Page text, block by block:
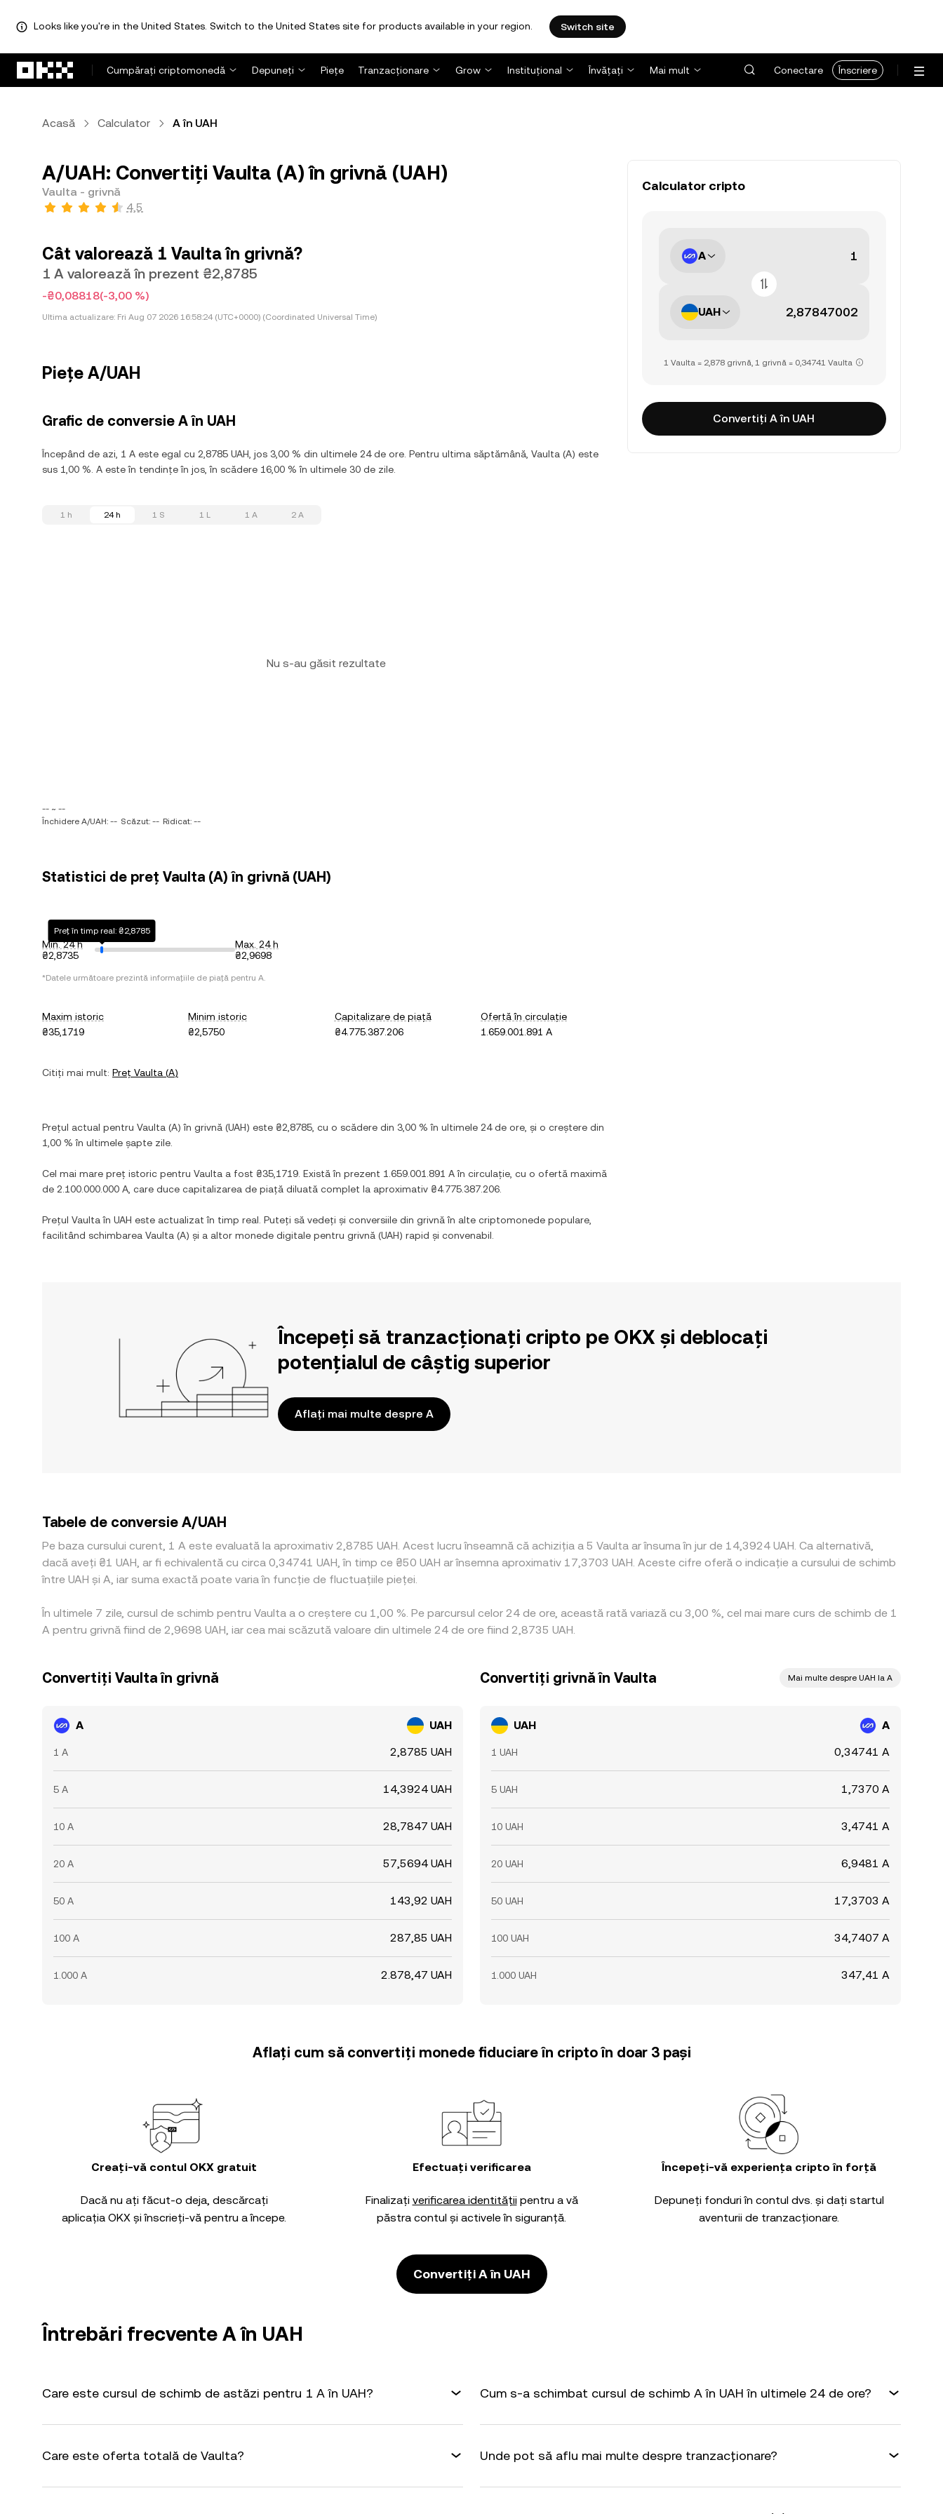
Looks like you're in the United States. Switch to the United States site for products available in your region. Switch site
Cumpărați criptomonedă
Depuneți Piețe Tranzacționare Grow Instituțional Învățați Mai mult Conectare Înscriere
Acasă Calculator A în UAH
A/UAH: Convertiți Vaulta (A) în grivnă (UAH)
Vaulta - grivnă
4,5
Cât valorează 1 Vaulta în grivnă?
1 A valorează în prezent ₴2,8785
-₴0,08818(-3,00 %)
Ultima actualizare: Fri Aug 07 2026 16:58:24 (UTC+0000) (Coordinated Universal Time)
Piețe A/UAH
Grafic de conversie A în UAH
Începând de azi, 1 A este egal cu 2,8785 UAH, jos 3,00 % din ultimele 24 de ore. Pentru ultima săptămână, Vaulta (A) este
sus 1,00 %. A este în tendințe în jos, în scădere 16,00 % în ultimele 30 de zile.
1 h 24 h 1 S 1 L 1 A 2 A
Nu s-au găsit rezultate
-- ~ --
Închidere A/UAH: -- Scăzut: -- Ridicat: --
Statistici de preț Vaulta (A) în grivnă (UAH)
Min. 24 h
₴2,8735
Preț în timp real: ₴2,8785
Max. 24 h
₴2,9698
*Datele următoare prezintă informațiile de piață pentru A.
Maxim istoric
₴35,1719
Minim istoric
₴2,5750
Capitalizare de piață
₴4.775.387.206
Ofertă în circulație
1.659.001.891 A
Citiți mai mult: Preț Vaulta (A)
Prețul actual pentru Vaulta (A) în grivnă (UAH) este ₴2,8785 , cu o scădere din 3,00 % în ultimele 24 de ore, și o creștere din
1,00 % în ultimele șapte zile.
Cel mai mare preț istoric pentru Vaulta a fost ₴35,1719 . Există în prezent 1.659.001.891 Aîn circulație, cu o ofertă maximă
de 2.100.000.000 A , care duce capitalizarea de piață diluată complet la aproximativ ₴4.775.387.206
Prețul Vaulta în UAH este actualizat în timp real. Puteți să vedeți și conversiile din grivnă în alte criptomonede populare,
facilitând schimbarea Vaulta (A) și a altor monede digitale pentru grivnă (UAH) rapid și convenabil.
Calculator cripto
A
UAH
1 Vaulta = 2,878 grivnă, 1 grivnă = 0,34741 Vaulta
Convertiți A în UAH
Începeți să tranzacționați cripto pe OKX și deblocați
potențialul de câștig superior
Aflați mai multe despre A
Tabele de conversie A/UAH
Pe baza cursului curent, 1 A este evaluată la aproximativ 2,8785 UAH. Acest lucru înseamnă că achiziția a 5 Vaulta ar însuma în jur de 14,3924 UAH. Ca alternativă,
dacă aveți ₴1 UAH, ar fi echivalentă cu circa 0,34741 UAH, în timp ce ₴50 UAH ar însemna aproximativ 17,3703 UAH. Aceste cifre oferă o indicație a cursului de schimb
între UAH și A, iar suma exactă poate varia în funcție de fluctuațiile pieței.
În ultimele 7 zile, cursul de schimb pentru Vaulta a o creștere cu 1,00 %. Pe parcursul celor 24 de ore, această rată variază cu 3,00 %, cel mai mare curs de schimb de 1
A pentru grivnă fiind de 2,9698 UAH, iar cea mai scăzută valoare din ultimele 24 de ore fiind 2,8735 UAH.
Convertiți Vaulta în grivnă
A UAH
1 A 2,8785 UAH
5 A 14,3924 UAH
10 A 28,7847 UAH
20 A 57,5694 UAH
50 A 143,92 UAH
100 A 287,85 UAH
1.000 A 2.878,47 UAH
Convertiți grivnă în Vaulta Mai multe despre UAH la A
UAH A
1 UAH 0,34741 A
5 UAH 1,7370 A
10 UAH 3,4741 A
20 UAH 6,9481 A
50 UAH 17,3703 A
100 UAH 34,7407 A
1.000 UAH 347,41 A
Aflați cum să convertiți monede fiduciare în cripto în doar 3 pași
Creați-vă contul OKX gratuit
Dacă nu ați făcut-o deja, descărcați
aplicația OKX și înscrieți-vă pentru a începe.
Efectuați verificarea
Finalizați verificarea identității pentru a vă
păstra contul și activele în siguranță.
Începeți-vă experiența cripto în forță
Depuneți fonduri în contul dvs. și dați startul
aventurii de tranzacționare.
Convertiți A în UAH
Întrebări frecvente A în UAH
Care este cursul de schimb de astăzi pentru 1 A în UAH? Cum s-a schimbat cursul de schimb A în UAH în ultimele 24 de ore?
Care este oferta totală de Vaulta? Unde pot să aflu mai multe despre tranzacționare?